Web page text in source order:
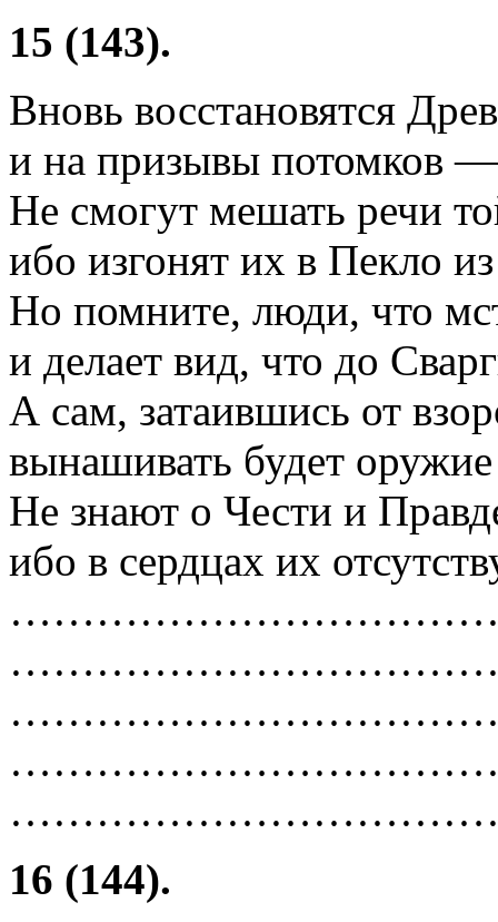
15 (143).
Вновь восстановятся
и на призывы потомков
Не смогут мешать речи
ибо изгонят их в Пекло
Но помните, люди, что
и делает вид, что до
А сам, затаившись от
вынашивать будет
Не знают о Чести и
ибо в сердцах их
16 (144).